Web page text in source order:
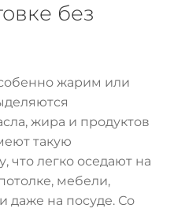
без
жарим или
жира и продуктов
такую
что легко оседают на
мебели,
даже на посуде. Со